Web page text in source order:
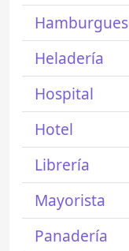
Heladería
Hospital
Hotel
Librería
Mayorista
Panadería